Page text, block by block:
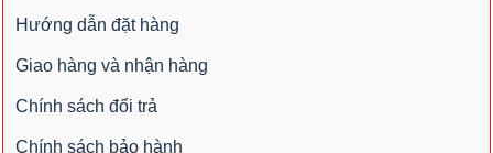
Hướng dẫn đặt hàng
Giao hàng và nhận hàng
Chính sách đổi trả
Chính sách bảo hành